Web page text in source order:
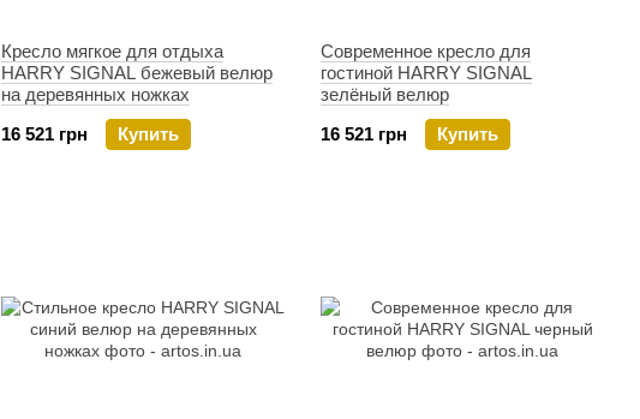
Кресло мягкое для отдыха
HARRY SIGNAL бежевый велюр
на деревянных ножках
16 521 грн
Купить
Современное кресло для
гостиной HARRY SIGNAL
зелёный велюр
16 521 грн
Купить